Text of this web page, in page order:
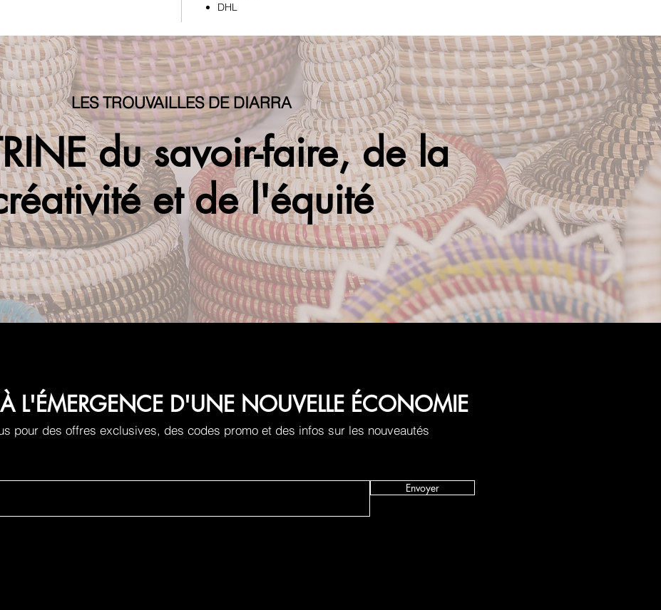
DHL
LES TROUVAILLES DE DIARRA
du savoir-faire, de la
et de l'équité
À L'ÉMERGENCE D'UNE NOUVELLE ÉCONOMIE
pour des offres exclusives, des codes promo et des infos sur les nouveautés
Envoyer